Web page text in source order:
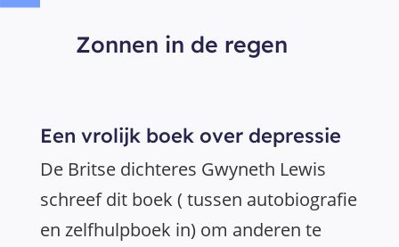
Zonnen in de regen
Een vrolijk boek over depressie
De Britse dichteres Gwyneth Lewis
schreef dit boek ( tussen autobiografie
en zelfhulpboek in) om anderen te